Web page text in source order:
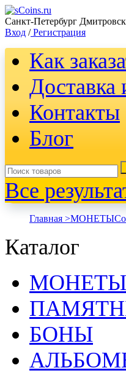
Санкт-Петербург
Вход /Регистрация
Как
Доставка
Контакты
Блог
Все
Главная >MОНЕТЫ
Каталог
MОНЕТЫ
БОНЫ